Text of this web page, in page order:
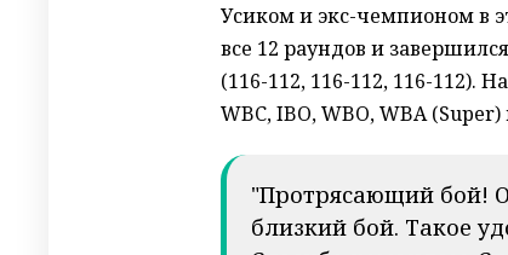
Усиком и экс-чемпионом в
все 12 раундов и
(116-112, 116-112, 116-112).
WBC, IBO, WBO, WBA (Super)
"Протрясающий бой!
близкий бой. Такое